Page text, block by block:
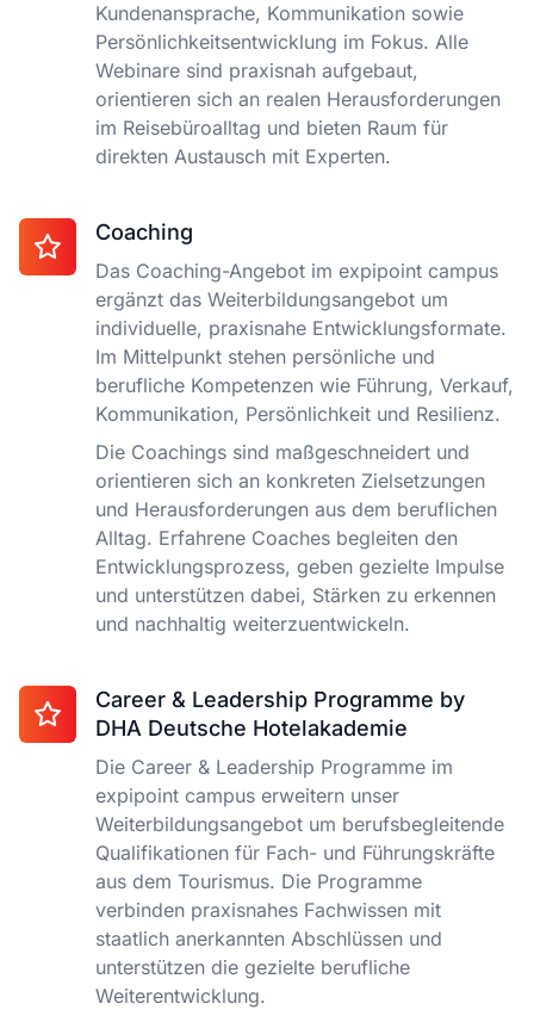
Kundenansprache, Kommunikation sowie
Persönlichkeitsentwicklung im Fokus. Alle
Webinare sind praxisnah aufgebaut,
orientieren sich an realen Herausforderungen
im Reisebüroalltag und bieten Raum für
direkten Austausch mit Experten.
Coaching
Das Coaching-Angebot im expipoint campus
ergänzt das Weiterbildungsangebot um
individuelle, praxisnahe Entwicklungsformate.
Im Mittelpunkt stehen persönliche und
berufliche Kompetenzen wie Führung, Verkauf,
Kommunikation, Persönlichkeit und Resilienz.
Die Coachings sind maßgeschneidert und
orientieren sich an konkreten Zielsetzungen
und Herausforderungen aus dem beruflichen
Alltag. Erfahrene Coaches begleiten den
Entwicklungsprozess, geben gezielte Impulse
und unterstützen dabei, Stärken zu erkennen
und nachhaltig weiterzuentwickeln.
Career & Leadership Programme by
DHA Deutsche Hotelakademie
Die Career & Leadership Programme im
expipoint campus erweitern unser
Weiterbildungsangebot um berufsbegleitende
Qualifikationen für Fach- und Führungskräfte
aus dem Tourismus. Die Programme
verbinden praxisnahes Fachwissen mit
staatlich anerkannten Abschlüssen und
unterstützen die gezielte berufliche
Weiterentwicklung.